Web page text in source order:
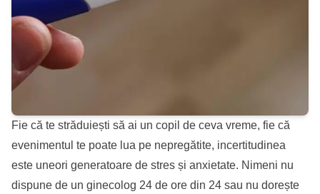
Fie că te străduiești să ai un copil de ceva vreme, fie că
evenimentul te poate lua pe nepregătite, incertitudinea
este uneori generatoare de stres și anxietate. Nimeni nu
dispune de un ginecolog 24 de ore din 24 sau nu dorește